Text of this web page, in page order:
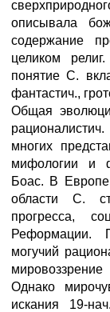
описывала
содержание
целиком
понятие С.
фантастич.,
Общая
многих
мифологии и
Боас. В Европе
области С.
прогресса,
Реформации.
могучий
Однако
искания 19-